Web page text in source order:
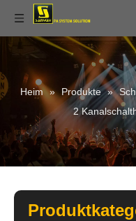
Heim » Produkte »
2